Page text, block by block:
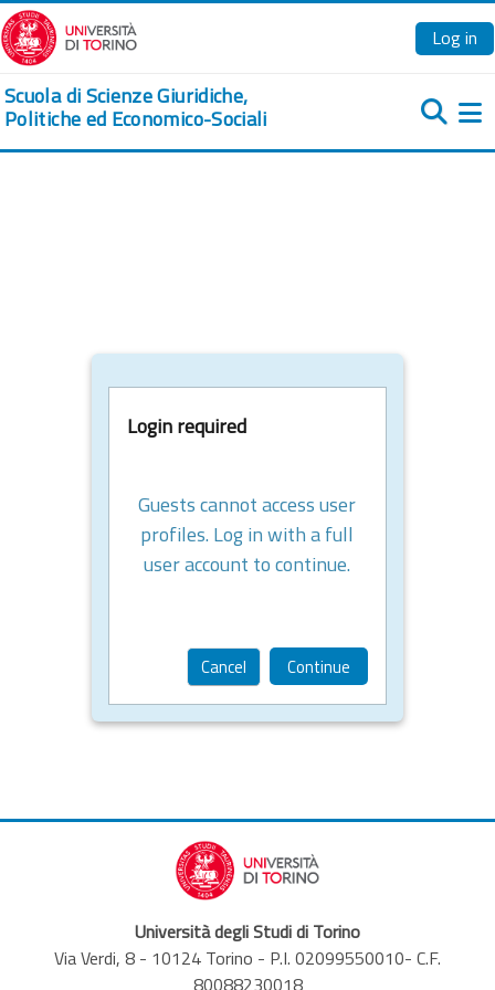
Skip to main content
Log in
Scuola di Scienze Giuridiche,
Politiche ed Economico-Sociali
Login required
Guests cannot access user
profiles. Log in with a full
user account to continue.
Cancel Continue
Università degli Studi di Torino
Via Verdi, 8 - 10124 Torino - P.I. 02099550010- C.F.
80088230018